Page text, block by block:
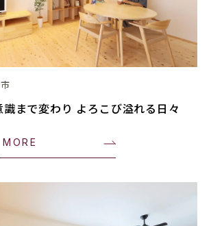
まで変わり よろこび溢れる日々
MORE